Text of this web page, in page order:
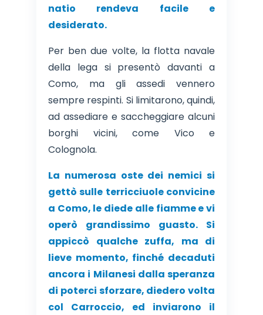
natio rendeva facile e
desiderato.
Per ben due volte, la flotta navale
della lega si presentò davanti a
Como, ma gli assedi vennero
sempre respinti. Si limitarono, quindi,
ad assediare e saccheggiare alcuni
borghi vicini, come Vico e
Colognola.
La numerosa oste dei nemici si
gettò sulle terricciuole convicine
a Como, le diede alle fiamme e vi
operò grandissimo guasto. Si
appiccò qualche zuffa, ma di
lieve momento, finché decaduti
ancora i Milanesi dalla speranza
di poterci sforzare, diedero volta
col Carroccio, ed inviarono il